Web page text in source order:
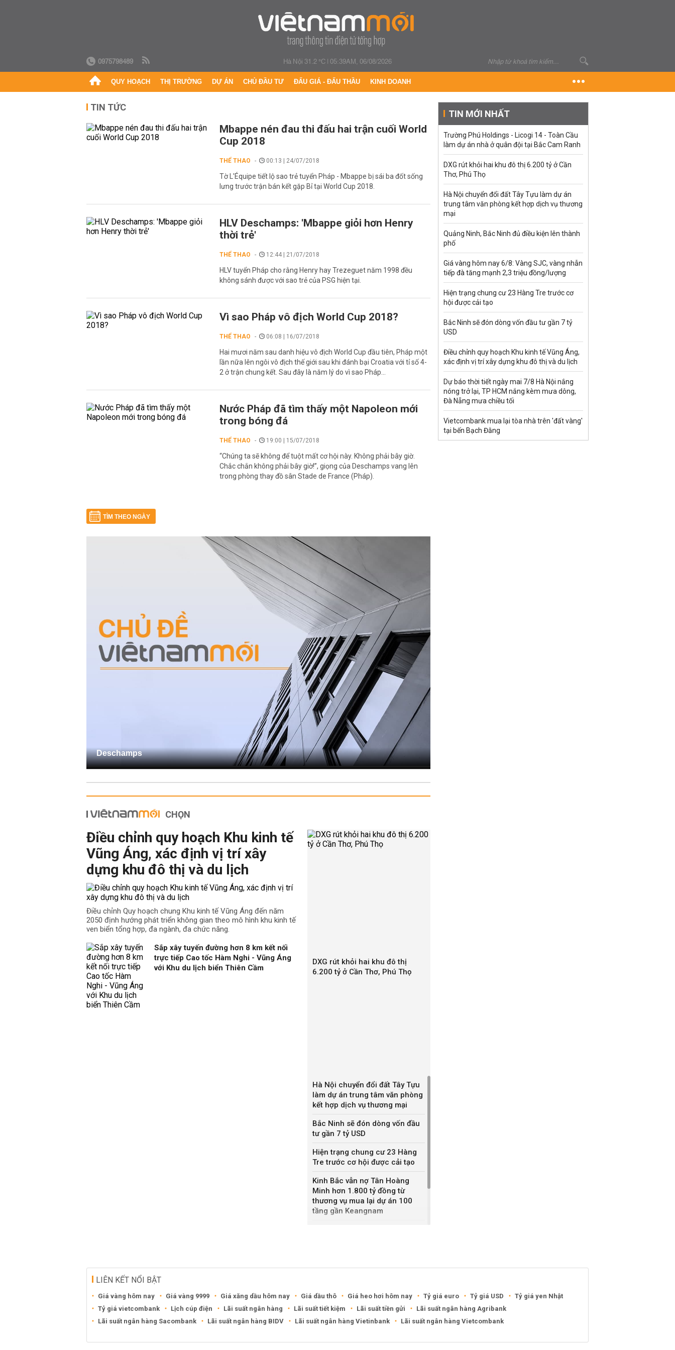
0975798489 Hà Nội 31.2 °C|05:39AM, 06/08/2026
QUY HOẠCH THỊ TRƯỜNG DỰ ÁN CHỦ ĐẦU TƯ ĐẤU GIÁ - ĐẤU THẦU KINH DOANH
TIN TỨC
Mbappe nén đau thi đấu hai trận cuối World
Cup 2018
THỂ THAO 00:13 | 24/07/2018
Tờ L'Équipe tiết lộ sao trẻ tuyển Pháp - Mbappe bị sái ba đốt sống
lưng trước trận bán kết gặp Bỉ tại World Cup 2018.
HLV Deschamps: 'Mbappe giỏi hơn Henry
thời trẻ'
THỂ THAO 12:44 | 21/07/2018
HLV tuyển Pháp cho rằng Henry hay Trezeguet năm 1998 đều
không sánh được với sao trẻ của PSG hiện tại.
Vì sao Pháp vô địch World Cup 2018?
THỂ THAO 06:08 | 16/07/2018
Hai mươi năm sau danh hiệu vô địch World Cup đầu tiên, Pháp một
lần nữa lên ngôi vô địch thế giới sau khi đánh bại Croatia với tỉ số 4-
2 ở trận chung kết. Sau đây là năm lý do vì sao Pháp...
Nước Pháp đã tìm thấy một Napoleon mới
trong bóng đá
THỂ THAO 19:00 | 15/07/2018
“Chúng ta sẽ không để tuột mất cơ hội này. Không phải bây giờ.
Chắc chắn không phải bây giờ!”, giọng của Deschamps vang lên
trong phòng thay đồ sân Stade de France (Pháp).
TÌM THEO NGÀY
Deschamps
CHỌN
Điều chỉnh quy hoạch Khu kinh tế
Vũng Áng, xác định vị trí xây
dựng khu đô thị và du lịch
Điều chỉnh Quy hoạch chung Khu kinh tế Vũng Áng đến năm
2050 định hướng phát triển không gian theo mô hình khu kinh tế
ven biển tổng hợp, đa ngành, đa chức năng.
Sắp xây tuyến đường hơn 8 km kết nối
trực tiếp Cao tốc Hàm Nghi - Vũng Áng
với Khu du lịch biển Thiên Cầm
DXG rút khỏi hai khu đô thị
6.200 tỷ ở Cần Thơ, Phú Thọ
Hà Nội chuyển đổi đất Tây Tựu
làm dự án trung tâm văn phòng
kết hợp dịch vụ thương mại
Bắc Ninh sẽ đón dòng vốn đầu
tư gần 7 tỷ USD
Hiện trạng chung cư 23 Hàng
Tre trước cơ hội được cải tạo
Kinh Bắc vẫn nợ Tân Hoàng
Minh hơn 1.800 tỷ đồng từ
thương vụ mua lại dự án 100
tầng gần Keangnam
TIN MỚI NHẤT
Trường Phú Holdings - Licogi 14 - Toàn Cầu
làm dự án nhà ở quân đội tại Bắc Cam Ranh
DXG rút khỏi hai khu đô thị 6.200 tỷ ở Cần
Thơ, Phú Thọ
Hà Nội chuyển đổi đất Tây Tựu làm dự án
trung tâm văn phòng kết hợp dịch vụ thương
mại
Quảng Ninh, Bắc Ninh đủ điều kiện lên thành
phố
Giá vàng hôm nay 6/8: Vàng SJC, vàng nhẫn
tiếp đà tăng mạnh 2,3 triệu đồng/lượng
Hiện trạng chung cư 23 Hàng Tre trước cơ
hội được cải tạo
Bắc Ninh sẽ đón dòng vốn đầu tư gần 7 tỷ
USD
Điều chỉnh quy hoạch Khu kinh tế Vũng Áng,
xác định vị trí xây dựng khu đô thị và du lịch
Dự báo thời tiết ngày mai 7/8 Hà Nội nắng
nóng trở lại, TP HCM nắng kèm mưa dông,
Đà Nẵng mưa chiều tối
Vietcombank mua lại tòa nhà trên 'đất vàng'
tại bến Bạch Đằng
LIÊN KẾT NỔI BẬT
Giá vàng hôm nay Giá vàng 9999 Giá xăng dầu hôm nay Giá dầu thô Giá heo hơi hôm nay Tỷ giá euro Tỷ giá USD
Tỷ giá yen Nhật
Tỷ giá vietcombank
Lịch cúp điện Lãi suất ngân hàng Lãi suất tiết kiệm Lãi suất tiền gửi
Lãi suất ngân hàng Agribank
Lãi suất ngân hàng Sacombank
Lãi suất ngân hàng BIDV Lãi suất ngân hàng Vietinbank Lãi suất ngân hàng Vietcombank